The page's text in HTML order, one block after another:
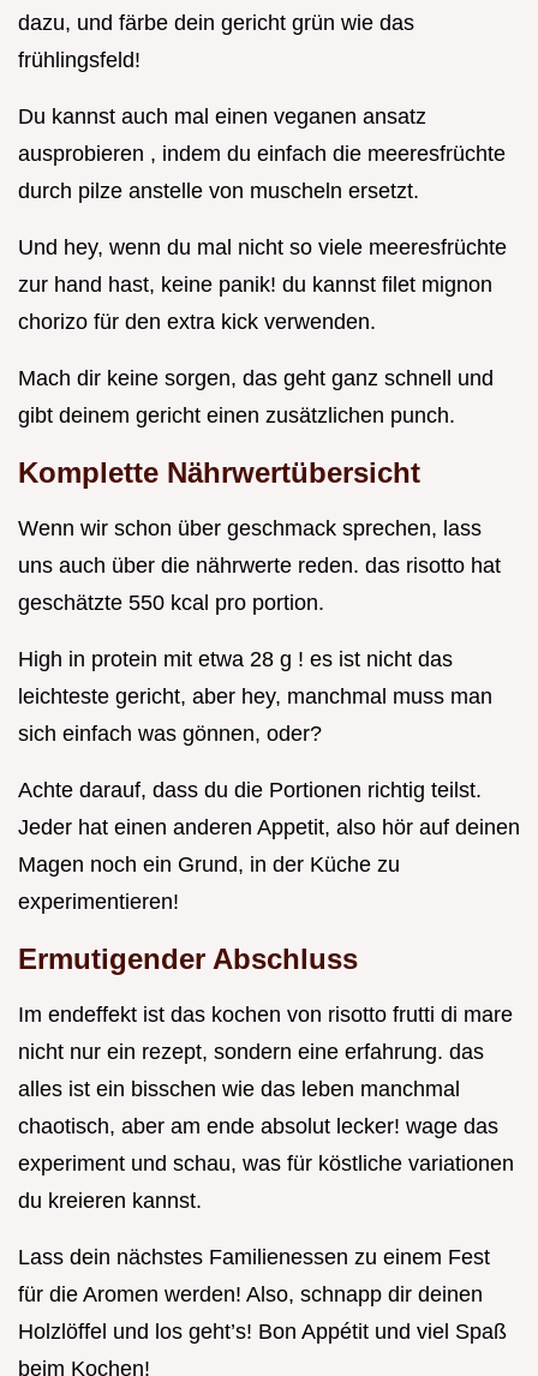
dazu, und färbe dein gericht grün wie das
frühlingsfeld!
Du kannst auch mal einen veganen ansatz
ausprobieren , indem du einfach die meeresfrüchte
durch pilze anstelle von muscheln ersetzt.
Und hey, wenn du mal nicht so viele meeresfrüchte
zur hand hast, keine panik! du kannst filet mignon
chorizo für den extra kick verwenden.
Mach dir keine sorgen, das geht ganz schnell und
gibt deinem gericht einen zusätzlichen punch.
Komplette Nährwertübersicht
Wenn wir schon über geschmack sprechen, lass
uns auch über die nährwerte reden. das risotto hat
geschätzte 550 kcal pro portion.
High in protein mit etwa 28 g ! es ist nicht das
leichteste gericht, aber hey, manchmal muss man
sich einfach was gönnen, oder?
Achte darauf, dass du die Portionen richtig teilst.
Jeder hat einen anderen Appetit, also hör auf deinen
Magen noch ein Grund, in der Küche zu
experimentieren!
Ermutigender Abschluss
Im endeffekt ist das kochen von risotto frutti di mare
nicht nur ein rezept, sondern eine erfahrung. das
alles ist ein bisschen wie das leben manchmal
chaotisch, aber am ende absolut lecker! wage das
experiment und schau, was für köstliche variationen
du kreieren kannst.
Lass dein nächstes Familienessen zu einem Fest
für die Aromen werden! Also, schnapp dir deinen
Holzlöffel und los geht’s! Bon Appétit und viel Spaß
beim Kochen!